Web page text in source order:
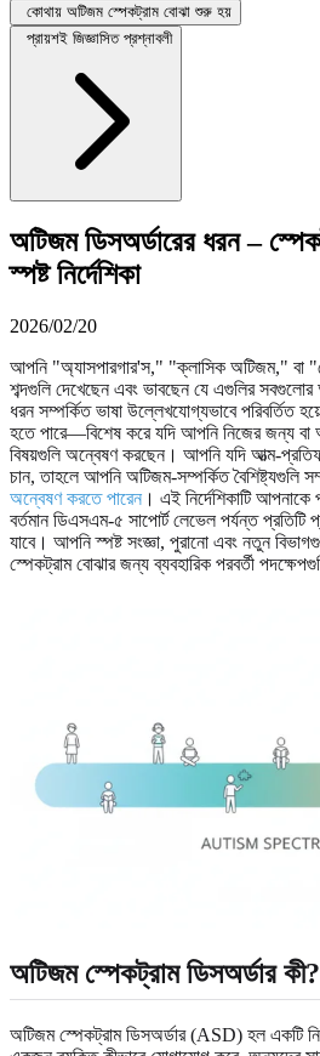
কোথায় অটিজম স্পেকট্রাম বোঝা শুরু হয়
প্রায়শই জিজ্ঞাসিত প্রশ্নাবলী
অটিজম ডিসঅর্ডারের ধরন –
স্পষ্ট নির্দেশিকা
2026/02/20
আপনি "অ্যাসপারগার'স," "ক্লাসিক অটিজম," বা
শব্দগুলি দেখেছেন এবং ভাবছেন যে এগুলির সবগুলোর
ধরন সম্পর্কিত ভাষা উল্লেখযোগ্যভাবে পরিবর্তিত
হতে পারে—বিশেষ করে যদি আপনি নিজের জন্য
বিষয়গুলি অন্বেষণ করছেন। আপনি যদি আত্ম-
চান, তাহলে আপনি অটিজম-সম্পর্কিত বৈশিষ্ট্যগুলি
অন্বেষণ করতে পারেন । এই নির্দেশিকাটি আপনাকে
বর্তমান ডিএসএম-৫ সাপোর্ট লেভেল পর্যন্ত প্রতিটি
যাবে। আপনি স্পষ্ট সংজ্ঞা, পুরানো এবং নতুন
স্পেকট্রাম বোঝার জন্য ব্যবহারিক পরবর্তী
অটিজম স্পেকট্রাম ডিসঅর্ডার কী?
অটিজম স্পেকট্রাম ডিসঅর্ডার (ASD) হল একটি